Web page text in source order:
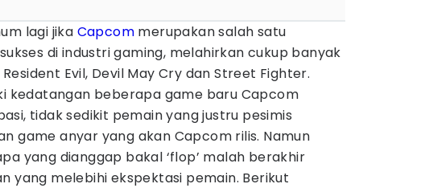
lagi jika Capcom merupakan salah satu
di industri gaming, melahirkan cukup banyak
Evil, Devil May Cry dan Street Fighter.
kedatangan beberapa game baru Capcom
tidak sedikit pemain yang justru pesimis
game anyar yang akan Capcom rilis. Namun
yang dianggap bakal ‘flop’ malah berakhir
yang melebihi ekspektasi pemain. Berikut